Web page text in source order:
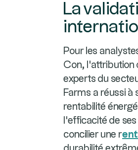
La
Pour les
Con, l'attribution
experts du
Farms a réussi
rentabilité
l'efficacité de
concilier une r